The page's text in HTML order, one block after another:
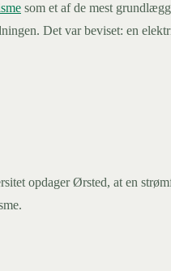
som et af de mest
Det var beviset: en
opdager Ørsted, at en